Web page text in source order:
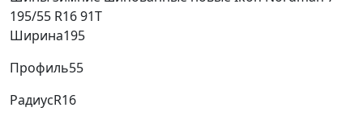
195/55 R16 91T
Ширина195
Профиль55
РадиусR16